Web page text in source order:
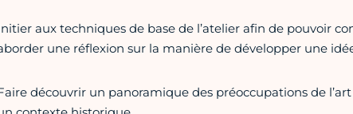
aux techniques de base de l’atelier afin de pouvoir
une réflexion sur la manière de développer une
découvrir un panoramique des préoccupations de